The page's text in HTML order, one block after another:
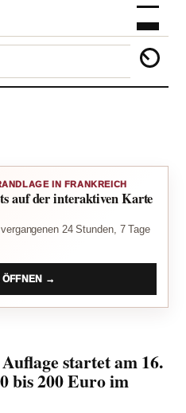
IN FRANKREICH
auf der interaktiven Karte
24 Stunden, 7 Tage
ÖFFNEN →
startet am 16.
bis 200 Euro im